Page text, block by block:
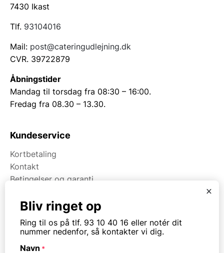
7430 Ikast
Tlf. 93104016
Mail: post@cateringudlejning.dk
CVR. 39722879
Åbningstider
Mandag til torsdag fra 08:30 – 16:00.
Fredag fra 08.30 – 13.30.
Kundeservice
Kortbetaling
Kontakt
Betingelser og garanti
Om Kpa Udlejning
Om Kpa Group
x
Bliv ringet op
Ring til os på tlf. 93 10 40 16 eller notér dit
nummer nedenfor, så kontakter vi dig.
Navn *